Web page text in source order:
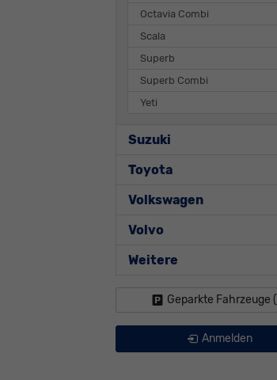
Octavia Combi
Scala
Superb
Superb Combi
Yeti
Suzuki
Toyota
Volkswagen
Volvo
Weitere
Geparkte Fahrzeuge (
Anmelden